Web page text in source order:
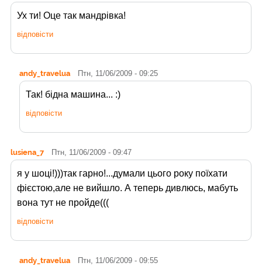
Ух ти! Оце так мандрівка!
відповісти
andy_travelua Птн, 11/06/2009 - 09:25
Так! бідна машина... :)
відповісти
lusiena_7 Птн, 11/06/2009 - 09:47
я у шоці!)))так гарно!...думали цього року поїхати
фієстою,але не вийшло. А теперь дивлюсь, мабуть
вона тут не пройде(((
відповісти
andy_travelua Птн, 11/06/2009 - 09:55